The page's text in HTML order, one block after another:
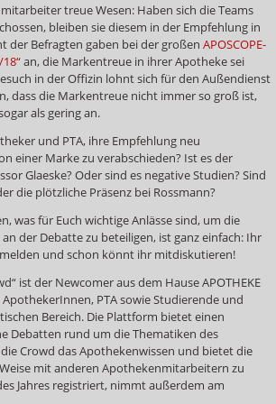
treue Wesen: Haben sich die Teams
bleiben sie diesem in der Empfehlung in
der Befragten gaben bei der großen APOSCOPE-
an, die Markentreue in ihrer Apotheke sei
in der Offizin lohnt sich für den Außendienst
dass die Markentreue nicht immer so groß ist,
als gering an.
und PTA, ihre Empfehlung neu
einer Marke zu verabschieden? Ist es der
Glaeske? Oder sind es negative Studien? Sind
die plötzliche Präsenz bei Rossmann?
was für Euch wichtige Anlässe sind, um die
der Debatte zu beteiligen, ist ganz einfach: Ihr
und schon könnt ihr mitdiskutieren!
ist der Newcomer aus dem Hause APOTHEKE
ApothekerInnen, PTA sowie Studierende und
Bereich. Die Plattform bietet einen
Debatten rund um die Thematiken des
Crowd das Apothekenwissen und bietet die
mit anderen Apothekenmitarbeitern zu
Jahres registriert, nimmt außerdem am